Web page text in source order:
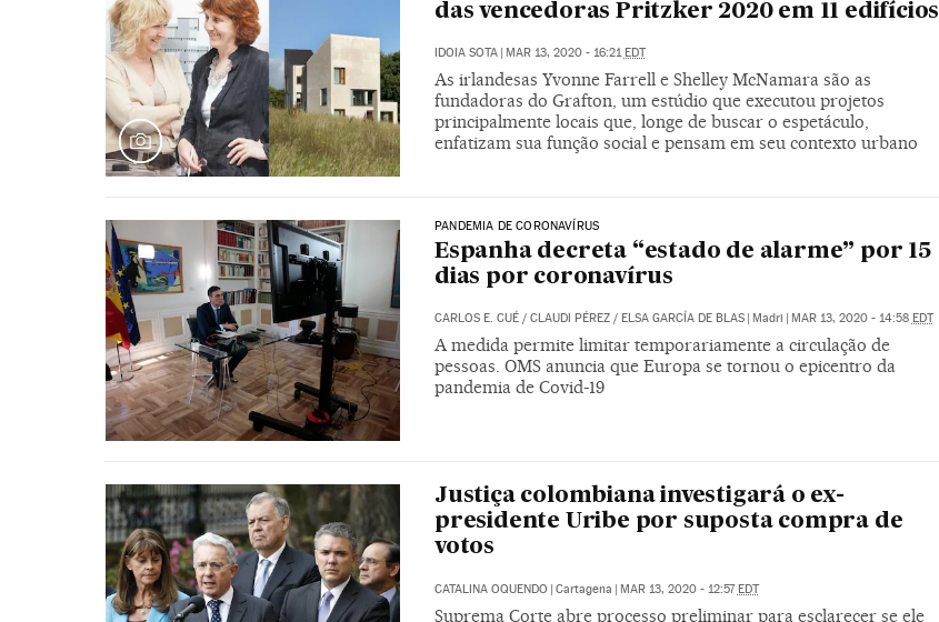
das vencedoras Pritzker 2020 em 11 edifícios
IDOIA SOTA MAR 13, 2020 - 16:21 EDT
As irlandesas Yvonne Farrell e Shelley McNamara são as
fundadoras do Grafton, um estúdio que executou projetos
principalmente locais que, longe de buscar o espetáculo,
enfatizam sua função social e pensam em seu contexto urbano
PANDEMIA DE CORONAVÍRUS
Espanha decreta “estado de alarme” por 15
dias por coronavírus
CARLOS E. CUÉ/ CLAUDI PÉREZ/ ELSA GARCÍA DE BLAS Madri MAR 13, 2020 - 14:58 EDT
A medida permite limitar temporariamente a circulação de
pessoas. OMS anuncia que Europa se tornou o epicentro da
pandemia de Covid-19
Justiça colombiana investigará o ex-
presidente Uribe por suposta compra de
votos
CATALINA OQUENDO | Cartagena | MAR 13, 2020 - 12:57EDT
Suprema Corte abre processo preliminar para esclarecer se ele